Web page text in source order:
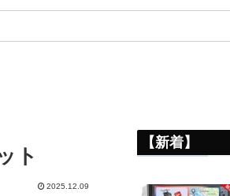
ト
2025.12.09
【新着】